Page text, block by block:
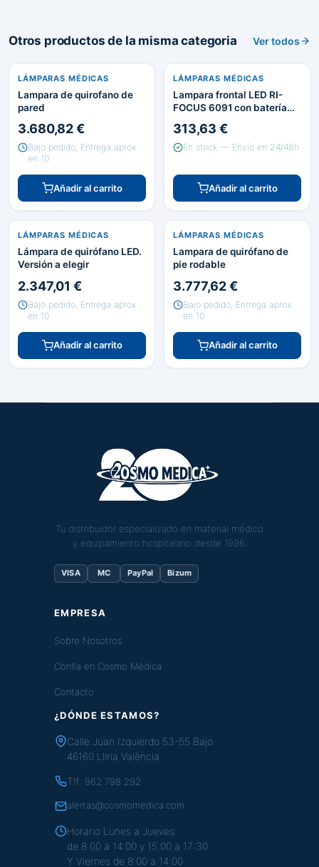
Otros productos de la misma categoria Ver todos
LÁMPARAS MÉDICAS
Lampara de quirofano de
pared
3.680,82 €
Bajo pedido, Entrega aprox.
en 10
Añadir al carrito
LÁMPARAS MÉDICAS
Lampara frontal LED RI-
FOCUS 6091 con batería
313,63 €
En stock — Envío en 24/48h
Añadir al carrito
LÁMPARAS MÉDICAS
Lámpara de quirófano LED.
Versión a elegir
2.347,01 €
Bajo pedido, Entrega aprox.
en 10
Añadir al carrito
LÁMPARAS MÉDICAS
Lampara de quirófano de
pie rodable
3.777,62 €
Bajo pedido, Entrega aprox.
en 10
Añadir al carrito
Tu distribuidor especializado en material médico
y equipamiento hospitalario desde 1996.
VISA MC PayPal Bizum
EMPRESA
Sobre Nosotros
Confía en Cosmo Médica
Contacto
¿DÓNDE ESTAMOS?
Calle Juan Izquierdo 53-55 Bajo
46160 Lliria València
Tlf: 962 798 292
alertas@cosmomedica.com
Horario Lunes a Jueves:
de 8:00 a 14:00 y 15:00 a 17:30
Y Viernes de 8:00 a 14:00